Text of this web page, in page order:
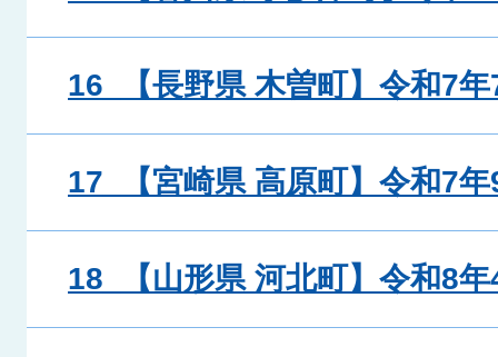
16_【長野県 木曽町】令和7
17_【宮崎県 高原町】令和7
18_【山形県 河北町】令和8